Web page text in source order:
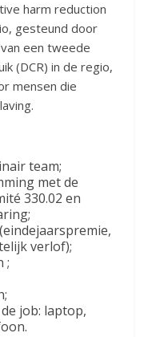
harm reduction
gesteund door
een tweede
(DCR) in de regio,
mensen die
team;
met de
330.02 en
verlof);
;
job: laptop,